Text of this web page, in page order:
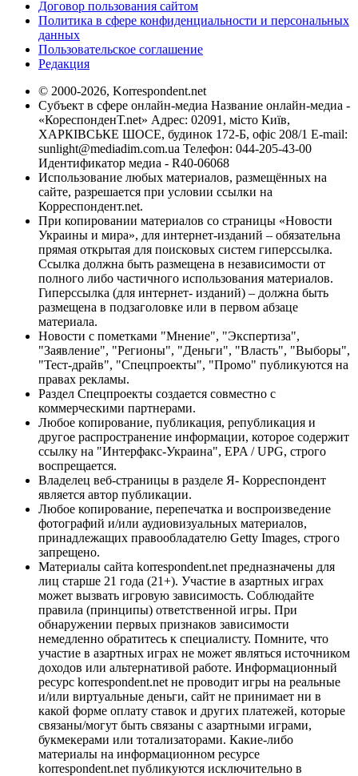
Договор пользования сайтом
Политика в сфере конфиденциальности и персональных
данных
Пользовательское соглашение
Редакция
© 2000-2026, Korrespondent.net
Субъект в сфере онлайн-медиа Название онлайн-медиа -
«КореспонденТ.net» Адрес: 02091, місто Київ,
ХАРКІВСЬКЕ ШОСЕ, будинок 172-Б, офіс 208/1 E-mail:
sunlight@mediadim.com.ua Телефон: 044-205-43-00
Идентификатор медиа - R40-06068
Использование любых материалов, размещённых на
сайте, разрешается при условии ссылки на
Корреспондент.net.
При копировании материалов со страницы «Новости
Украины и мира», для интернет-изданий – обязательна
прямая открытая для поисковых систем гиперссылка.
Ссылка должна быть размещена в независимости от
полного либо частичного использования материалов.
Гиперссылка (для интернет- изданий) – должна быть
размещена в подзаголовке или в первом абзаце
материала.
Новости с пометками "Мнение", "Экспертиза",
"Заявление", "Регионы", "Деньги", "Власть", "Выборы",
"Тест-драйв", "Спецпроекты", "Промо" публикуются на
правах рекламы.
Раздел Спецпроекты создается совместно с
коммерческими партнерами.
Любое копирование, публикация, републикация и
другое распространение информации, которое содержит
ссылку на "Интерфакс-Украина", EPA / UPG, строго
воспрещается.
Владелец веб-страницы в разделе Я- Корреспондент
является автор публикации.
Любое копирование, перепечатка и воспроизведение
фотографий и/или аудиовизуальных материалов,
принадлежащих правообладателю Getty Images, строго
запрещено.
Материалы сайта korrespondent.net предназначены для
лиц старше 21 года (21+). Участие в азартных играх
может вызвать игровую зависимость. Соблюдайте
правила (принципы) ответственной игры. При
обнаружении первых признаков зависимости
немедленно обратитесь к специалисту. Помните, что
участие в азартных играх не может являться источником
доходов или альтернативой работе. Информационный
ресурс korrespondent.net не проводит игры на реальные
и/или виртуальные деньги, сайт не принимает ни в
какой форме оплату ставок и других платежей, которые
связаны/могут быть связаны с азартными играми,
букмекерами или тотализаторами. Какие-либо
материалы на информационном ресурсе
korrespondent.net публикуются исключительно в